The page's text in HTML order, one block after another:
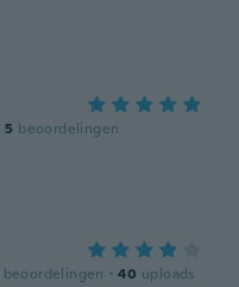
5 beoordelingen
beoordelingen · 40 uploads